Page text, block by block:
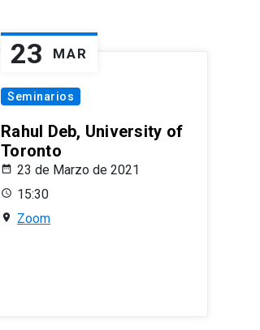
23 MAR
Seminarios
Rahul Deb, University of
Toronto
23 de Marzo de 2021
15:30
Zoom